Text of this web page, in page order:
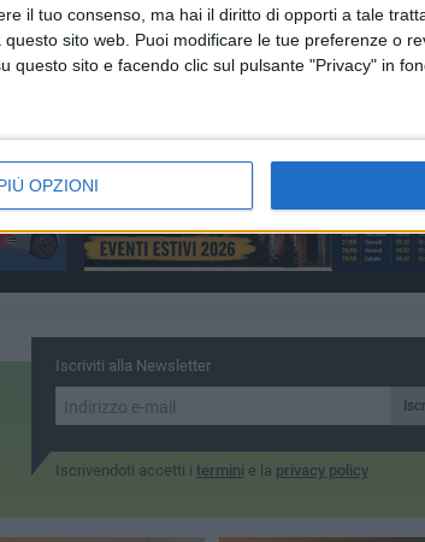
il tuo consenso, ma hai il diritto di opporti a tale
sito web. Puoi modificare le tue preferenze o
questo sito e facendo clic sul pulsante "Privacy" in
OPZIONI
Iscriviti alla Newsletter
Iscrivendoti accetti i termini e la privacy policy